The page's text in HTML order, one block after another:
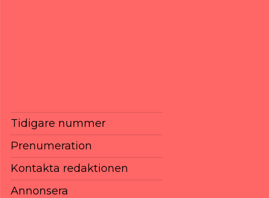
Tidigare nummer
Prenumeration
Kontakta redaktionen
Annonsera